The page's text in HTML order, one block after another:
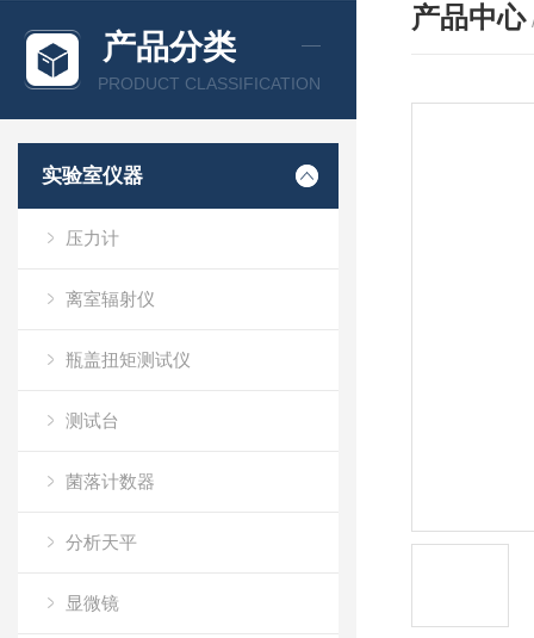
产品分类
PRODUCT CLASSIFICATION
实验室仪器
压力计
离室辐射仪
瓶盖扭矩测试仪
测试台
菌落计数器
分析天平
显微镜
产品中心